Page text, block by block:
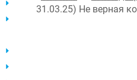
31.03.25) Не верная